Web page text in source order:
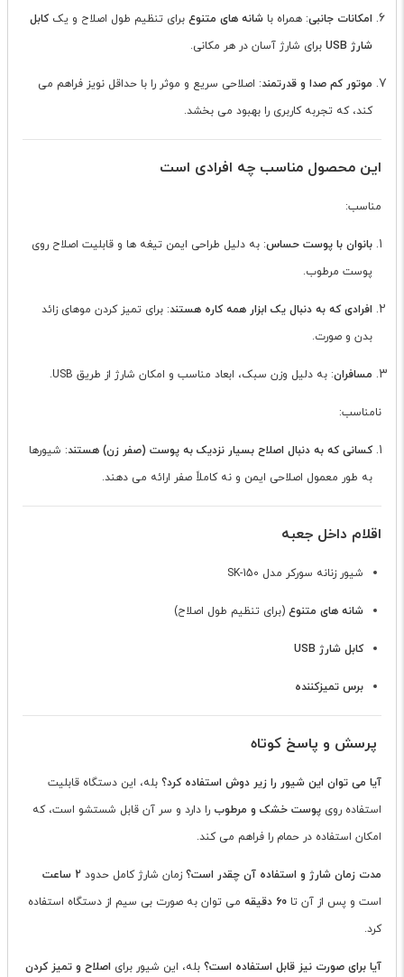
امکانات جانبی: همراه با شانه های متنوع برای تنظیم طول اصلاح و یککابل
شارژ USB
برای شارژ آسان در هر مکانی.
موتور کم صدا و قدرتمند: اصلاحی سریع و موثر را با حداقل نویز فراهم می
کند، که تجربه کاربری را بهبود می بخشد.
این محصول مناسب چه افرادی است
مناسب:
بانوان با پوست حساس: به دلیل طراحی ایمن تیغه ها و قابلیت اصلاح روی
پوست مرطوب.
افرادی که به دنبال یک ابزار همه کاره هستند: برای تمیز کردن موهای زائد
بدن و صورت.
مسافران: به دلیل وزن سبک، ابعاد مناسب و امکان شارژ از طریق USB.
نامناسب:
کسانی که به دنبال اصلاح بسیار نزدیک به پوست (صفر زن) هستند: شیورها
به طور معمول اصلاحی ایمن و نه کاملاً صفر ارائه می دهند.
اقلام داخل جعبه
شیور زنانه سورکر مدل SK-150
شانه های متنوع (برای تنظیم طول اصلاح)
کابل شارژ USB
برس تمیزکننده
پرسش و پاسخ کوتاه
آیا می توان این شیور را زیر دوش استفاده کرد؟ بله، این دستگاه قابلیت
استفاده روی پوست خشک و مرطوب را دارد و سر آن قابل شستشو است، که
امکان استفاده در حمام را فراهم می کند.
مدت زمان شارژ و استفاده آن چقدر است؟ زمان شارژ کامل حدود 2 ساعت
است و پس از آن تا 60 دقیقه
می توان به صورت بی سیم از دستگاه استفاده
کرد.
آیا برای صورت نیز قابل استفاده است؟ بله، این شیور برای اصلاح و تمیز کردن